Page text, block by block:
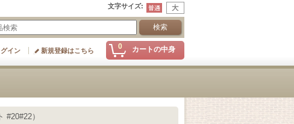
文字サイズ:
0 カートの中身
グイン 新規登録はこちら
#20#22）